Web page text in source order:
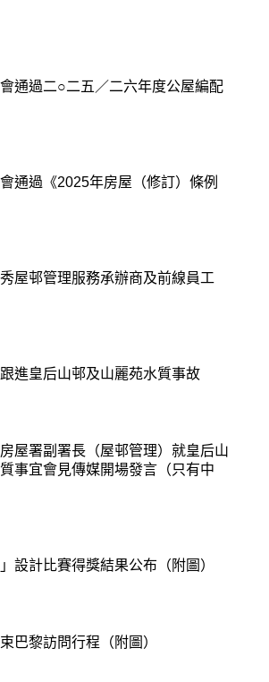
通過二○二五／二六年度公屋編配
通過《2025年房屋（修訂）條例
屋邨管理服務承辦商及前線員工
進皇后山邨及山麗苑水質事故
屋署副署長（屋邨管理）就皇后山
事宜會見傳媒開場發言（只有中
設計比賽得獎結果公布（附圖）
巴黎訪問行程（附圖）